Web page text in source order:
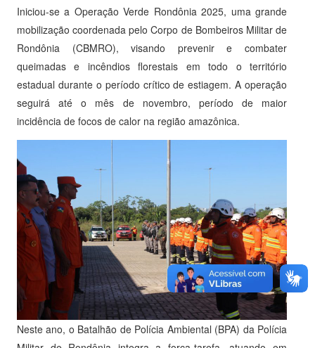
Iniciou-se a Operação Verde Rondônia 2025, uma grande
mobilização coordenada pelo Corpo de Bombeiros Militar de
Rondônia (CBMRO), visando prevenir e combater
queimadas e incêndios florestais em todo o território
estadual durante o período crítico de estiagem. A operação
seguirá até o mês de novembro, período de maior
incidência de focos de calor na região amazônica.
Neste ano, o Batalhão de Polícia Ambiental (BPA) da Polícia